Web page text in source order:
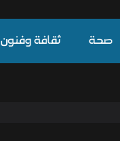
صحة ثقافة وفنون